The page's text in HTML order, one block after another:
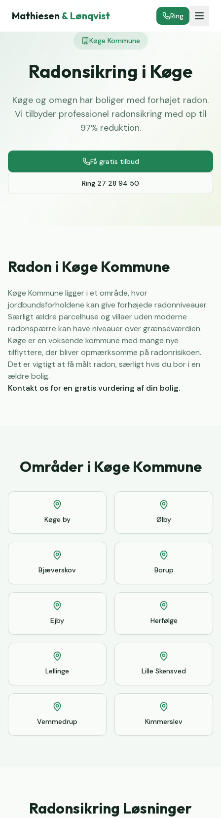
Mathiesen & Lønqvist Ring
Køge Kommune
Radonsikring i Køge
Køge og omegn har boliger med forhøjet radon.
Vi tilbyder professionel radonsikring med op til
97% reduktion.
Få gratis tilbud
Ring 27 28 94 50
Radon i Køge Kommune
Køge Kommune ligger i et område, hvor
jordbundsforholdene kan give forhøjede radonniveauer.
Særligt ældre parcelhuse og villaer uden moderne
radonspærre kan have niveauer over grænseværdien.
Køge er en voksende kommune med mange nye
tilflyttere, der bliver opmærksomme på radonrisikoen.
Det er vigtigt at få målt radon, særligt hvis du bor i en
ældre bolig.
Kontakt os for en gratis vurdering af din bolig.
Områder i Køge Kommune
Køge by Ølby
Bjæverskov Borup
Ejby Herfølge
Lellinge Lille Skensved
Vemmedrup Kimmerslev
Radonsikring Løsninger